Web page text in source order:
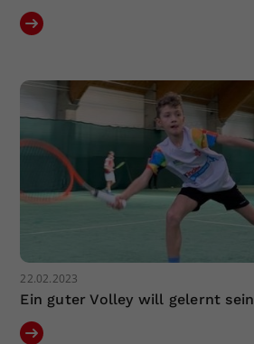
22.02.2023
Ein guter Volley will gelernt sein